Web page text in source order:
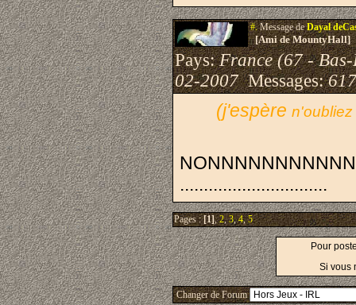
#.Message deDayal
[Ami de MountyHall]
Pays:France (67 -
02-2007Messages:
(j'espère n'oubliez
...............................
Pages :[1],2,3,4,5
Pour
Si vous
Changer de Forum